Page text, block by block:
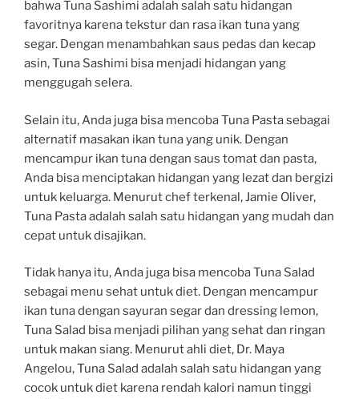
bahwa Tuna Sashimi adalah salah satu hidangan
favoritnya karena tekstur dan rasa ikan tuna yang
segar. Dengan menambahkan saus pedas dan kecap
asin, Tuna Sashimi bisa menjadi hidangan yang
menggugah selera.
Selain itu, Anda juga bisa mencoba Tuna Pasta sebagai
alternatif masakan ikan tuna yang unik. Dengan
mencampur ikan tuna dengan saus tomat dan pasta,
Anda bisa menciptakan hidangan yang lezat dan bergizi
untuk keluarga. Menurut chef terkenal, Jamie Oliver,
Tuna Pasta adalah salah satu hidangan yang mudah dan
cepat untuk disajikan.
Tidak hanya itu, Anda juga bisa mencoba Tuna Salad
sebagai menu sehat untuk diet. Dengan mencampur
ikan tuna dengan sayuran segar dan dressing lemon,
Tuna Salad bisa menjadi pilihan yang sehat dan ringan
untuk makan siang. Menurut ahli diet, Dr. Maya
Angelou, Tuna Salad adalah salah satu hidangan yang
cocok untuk diet karena rendah kalori namun tinggi